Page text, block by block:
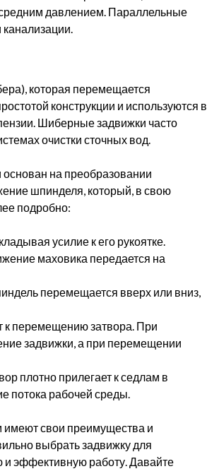
давлением. Параллельные
которая перемещается
конструкции и используются в
Шиберные задвижки часто
очистки сточных вод.
на преобразовании
шпинделя, который, в свою
подробно:
усилие к его рукоятке.
маховика передается на
перемещается вверх или вниз,
перемещению затвора. При
задвижки, а при перемещении
плотно прилегает к седлам в
потока рабочей среды.
имеют свои преимущества и
выбрать задвижку для
и эффективную работу. Давайте